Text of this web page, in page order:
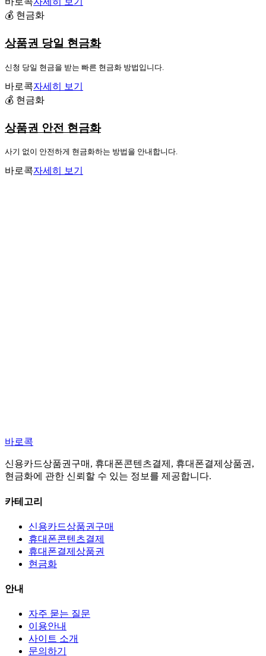
💰 현금화
상품권 당일 현금화
신청 당일 현금을 받는 빠른 현금화 방법입니다.
바로콕자세히 보기
💰 현금화
상품권 안전 현금화
사기 없이 안전하게 현금화하는 방법을 안내합니다.
바로콕자세히 보기
바로콕
신용카드상품권구매, 휴대폰콘텐츠결제, 휴대폰결제상품권,
현금화에 관한 신뢰할 수 있는 정보를 제공합니다.
카테고리
신용카드상품권구매
휴대폰콘텐츠결제
휴대폰결제상품권
현금화
안내
자주 묻는 질문
이용안내
사이트 소개
문의하기